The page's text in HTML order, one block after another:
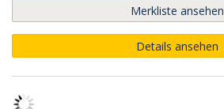
Merkliste ansehen
Details ansehen